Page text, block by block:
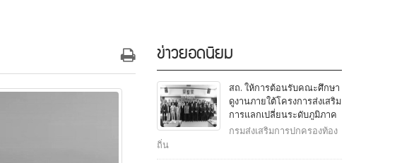
ข่าวยอดนิยม
สถ. ให้การต้อนรับคณะศึกษา
ดูงานภายใต้โครงการส่งเสริม
การแลกเปลี่ยนระดับภูมิภาค
ญี่ปุ่น - ไทย จากสภาองค์กร
กรมส่งเสริมการปกครองท้อง
ถิ่น